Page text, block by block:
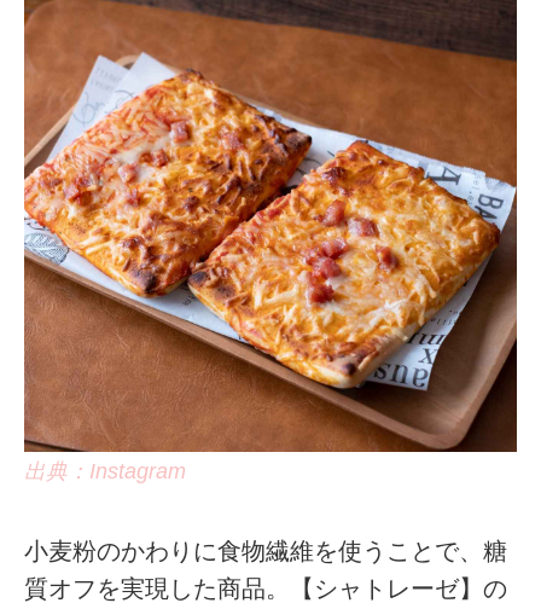
出典：Instagram
小麦粉のかわりに食物繊維を使うことで、糖
質オフを実現した商品。【シャトレーゼ】の